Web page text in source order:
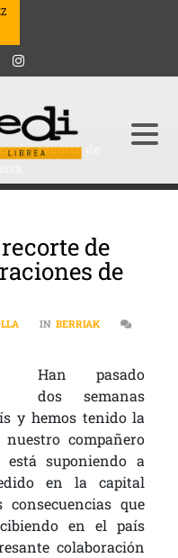
recorte de
de
de
IN BERRIAK
PSICOSIS, RECORTE DE
Han pasado
dos semanas
y hemos tenido la
compañero
suponiendo a
en la capital
que
en el país
colaboración